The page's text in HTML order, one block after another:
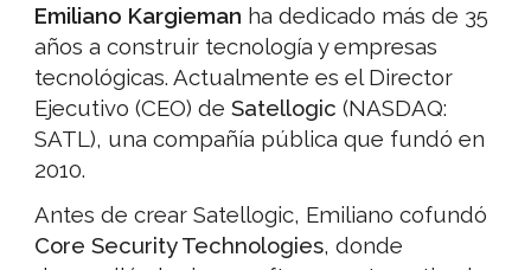
Emiliano Kargieman ha dedicado más de 35
años a construir tecnología y empresas
tecnológicas. Actualmente es el Director
Ejecutivo (CEO) deSatellogic(NASDAQ:
SATL), una compañía pública que fundó en
2010.
Antes de crear Satellogic, Emiliano cofundó
Core Security Technologies, donde